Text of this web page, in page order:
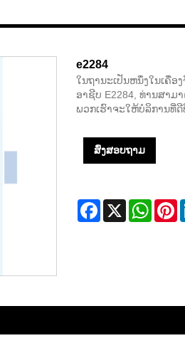
e2284
ໃນຖານະເປັນຫນຶ່ງໃນເຄື່ອ
ອາຊີບ E2284, ທ່ານສາມ
ພວກເຮົາຈະໃຫ້ບໍລິການທີ່ດີ
ສົ່ງສອບຖາມ
Facebook
X